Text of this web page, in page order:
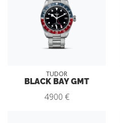
TUDOR
BLACK BAY GMT
4900 €